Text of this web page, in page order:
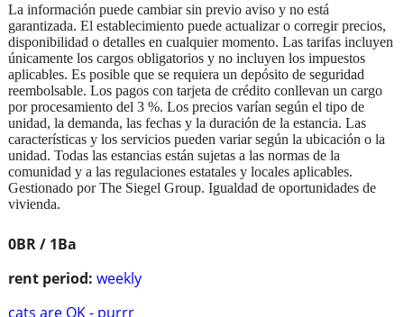
0BR / 1Ba
rent period: weekly
cats are OK - purrr
La información puede cambiar sin previo aviso y no está
garantizada. El establecimiento puede actualizar o corregir precios,
disponibilidad o detalles en cualquier momento. Las tarifas incluyen
únicamente los cargos obligatorios y no incluyen los impuestos
aplicables. Es posible que se requiera un depósito de seguridad
reembolsable. Los pagos con tarjeta de crédito conllevan un cargo
por procesamiento del 3 %. Los precios varían según el tipo de
unidad, la demanda, las fechas y la duración de la estancia. Las
características y los servicios pueden variar según la ubicación o la
unidad. Todas las estancias están sujetas a las normas de la
comunidad y a las regulaciones estatales y locales aplicables.
Gestionado por The Siegel Group. Igualdad de oportunidades de
vivienda.